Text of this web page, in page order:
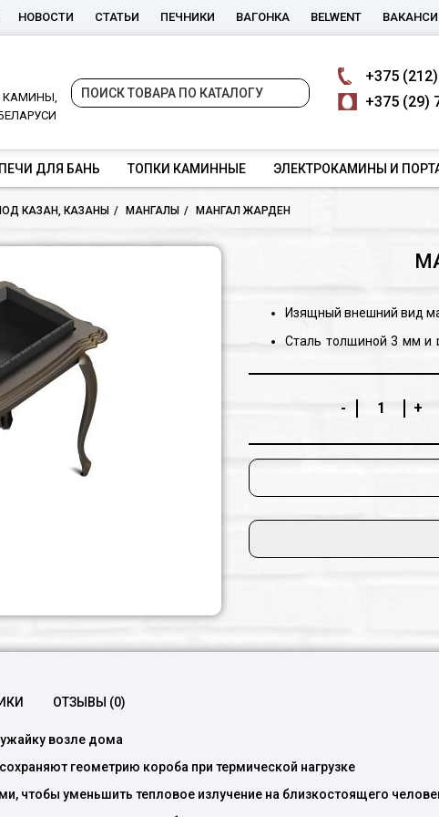
НОВОСТИ СТАТЬИ ПЕЧНИКИ ВАГОНКА BELWENT
КАМИНЫ,
+375
+375 (29)
ПЕЧИ ДЛЯ БАНЬ ТОПКИ КАМИННЫЕ ЭЛЕКТРОКАМИНЫ И
КАЗАН, КАЗАНЫ МАНГАЛЫ МАНГАЛ ЖАРДЕН
Изящный внешний вид
Сталь толщиной 3 мм и
излучение на
Жесткие фасонные
Можно использовать
+
-
ОТЗЫВЫ (0)
возле дома
геометрию короба при термической нагрузке
чтобы уменьшить тепловое излучение на близкостоящего